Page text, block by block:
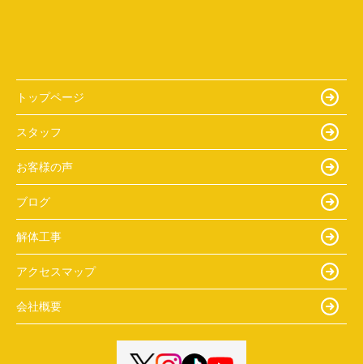
トップページ
スタッフ
お客様の声
ブログ
解体工事
アクセスマップ
会社概要